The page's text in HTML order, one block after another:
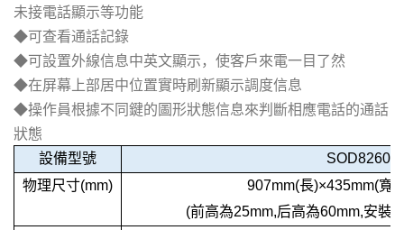
未接電話顯示等功能
◆可查看通話記錄
◆可設置外線信息中英文顯示，使客戶來電一目了然
◆在屏幕上部居中位置實時刷新顯示調度信息
◆操作員根據不同鍵的圖形狀態信息來判斷相應電話的通話
狀態
設備型號
SOD8260
物理尺寸(mm)
907mm(長)×435mm(寬
(前高為25mm,后高為60mm,安裝